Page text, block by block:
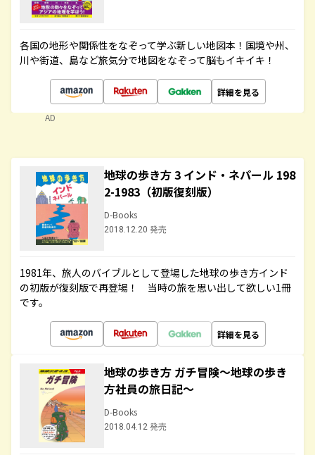
各国の地形や関係性をなぞって学ぶ新しい地図本！国境や州、
川や街道、島など旅気分で地図をなぞって脳もイキイキ！
詳細を見る
AD
地球の歩き方 3 インド・ネパール 198
2-1983（初版復刻版）
D-Books
2018.12.20 発売
1981年、旅人のバイブルとして登場した地球の歩き方インド
の初版が復刻版で再登場！ 当時の旅を思い出して欲しい1冊
です。
詳細を見る
地球の歩き方 ガチ冒険～地球の歩き
方社員の旅日記～
D-Books
2018.04.12 発売